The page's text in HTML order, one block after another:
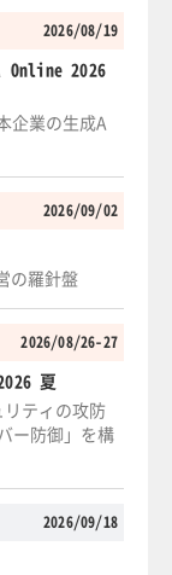
2026/08/19
Online 2026
企業の生成A
2026/09/02
の羅針盤
2026/08/26-27
夏
ティの攻防
ー防御」を構
2026/09/18